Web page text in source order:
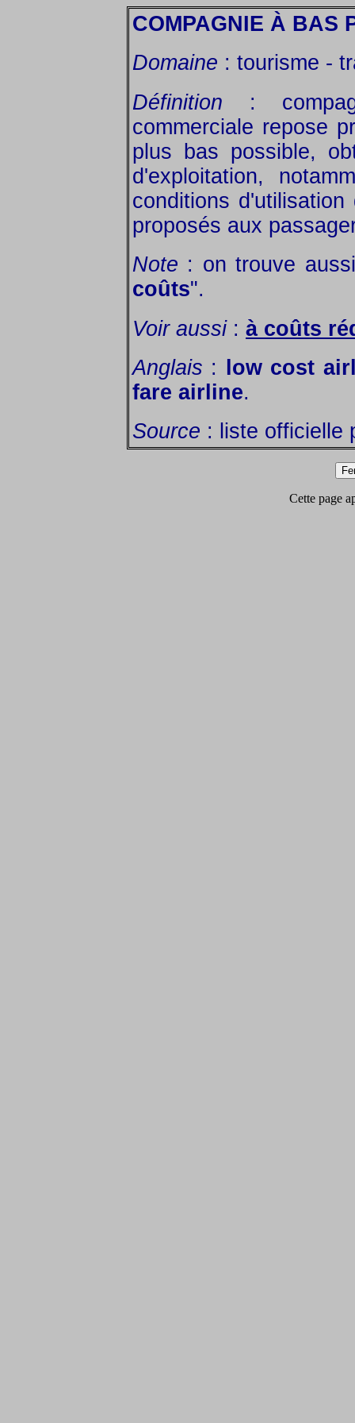
COMPAGNIE À BAS
Domaine : tourisme -
Définition :
commerciale repose
plus bas possible,
d'exploitation,
conditions
proposés aux
Note : on trouve
coûts".
Voir aussi: à coûts
Anglais :
low cost
fare airline.
Source : liste officielle
Cette page